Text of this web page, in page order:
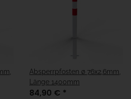
Absperrpfosten ø 76x2,6mm,
Länge 1400mm
84,90 € *